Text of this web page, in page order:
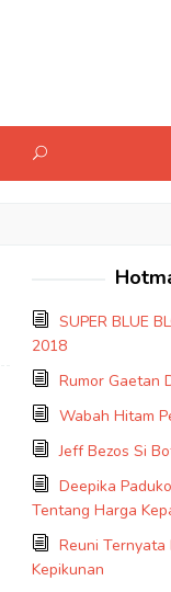
SUPER BLUE
2018
Rumor Gaetan
Wabah Hitam
Jeff Bezos Si
Deepika
Tentang Harga
Reuni Ternyata
Kepikunan